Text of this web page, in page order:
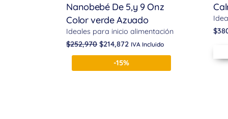
Nanobebé De 5,y 9 Onz
Color verde Azuado
Ideales para inicio alimentación
$252,970 $214,872 IVA Incluido
-15%
$